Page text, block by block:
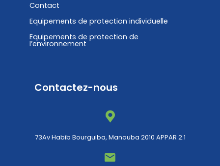
Contact
Equipements de protection individuelle
Equipements de protection de
l’environnement
Contactez-nous
73Av Habib Bourguiba, Manouba 2010 APPAR 2.1